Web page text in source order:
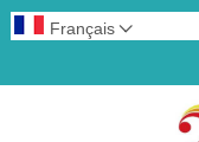
Français 